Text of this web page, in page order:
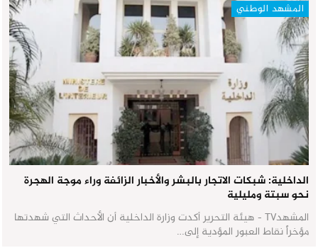
المشهد الوطني
الداخلية: شبكات الاتجار بالبشر والأخبار الزائفة وراء موجة الهجرة
نحو سبتة ومليلية
المشهدTV - هيئة التحرير أكدت وزارة الداخلية أن الأحداث التي شهدتها
مؤخراً نقاط العبور المؤدية إلى…